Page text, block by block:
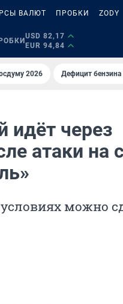
ВАЛЮТ ПРОБКИ ZODY
USD 82,17
EUR 94,84
2026 Дефицит
идёт через
атаки на
можно